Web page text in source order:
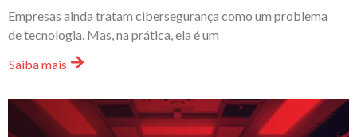
Empresas ainda tratam cibersegurança como um problema
de tecnologia. Mas, na prática, ela é um
Saiba mais